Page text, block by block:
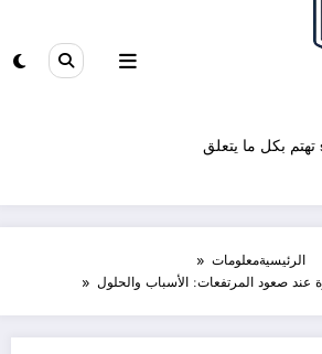
موقع سيارتك sayaratok تهتم بكل ما يتعلق
الرئيسيةمعلومات
صعود المرتفعات: الأسباب والحلول